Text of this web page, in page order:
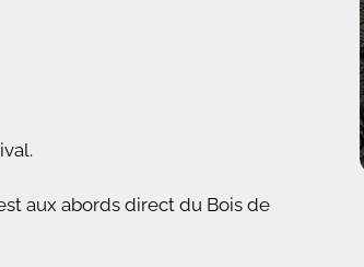
aux abords direct du Bois de